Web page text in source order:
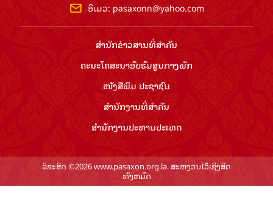
ອີເມວ: pasaxonn@yahoo.com
ສຳ​ນັກ​ຂ່າວ​ສານ​ທີ່​ສຳ​ຄັນ​
ຄະນະໂຄສະນາອົບຮົມ​ສູນ​ກາງ​ພັກ
ໜັງສືພິມ ປະ​ຊາ​ຊົນ
ສຳ​ນັກ​ງານ​ທີ່​ສຳ​ຄັນ
ສຳ​ນັກ​ງານ​ປະ​ທານ​ປະ​ເທດ
ລິຂະສິດ ©2026 www.pasaxon.org.la. ສະຫງວນໄວ້ເຊິງສິດ
ທັງຫມົດ